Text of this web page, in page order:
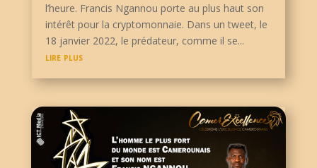
l’heure. Francis Ngannou porte au plus haut son
intérêt pour la cryptomonnaie. Dans un tweet, le
18 janvier 2022, le prédateur, comme il se...
lire plus